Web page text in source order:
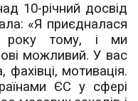
10-річний досвід
«Я приєдналася
року тому, і ми
можливий. У вас
фахівці, мотивація.
ЄС у сфері